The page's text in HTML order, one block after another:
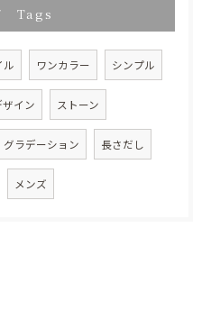
Tags
ル ワンカラー シンプル
ザイン ストーン
グラデーション 長さだし
メンズ